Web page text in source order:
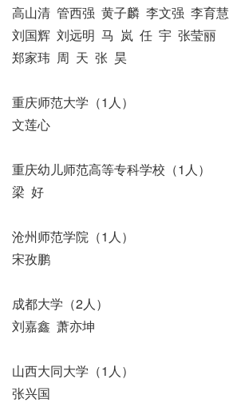
高山清 管西强 黄子麟 李文强 李育慧
刘国辉 刘远明 马 岚 任 宇 张莹丽
郑家玮 周 天 张 昊
重庆师范大学（1人）
文莲心
重庆幼儿师范高等专科学校（1人）
梁 好
沧州师范学院（1人）
宋孜鹏
成都大学（2人）
刘嘉鑫 萧亦坤
山西大同大学（1人）
张兴国